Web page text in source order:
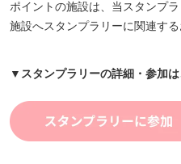
ポイントの施設は、当スタンプ
施設へスタンプラリーに関連す
▼スタンプラリーの詳細・参加